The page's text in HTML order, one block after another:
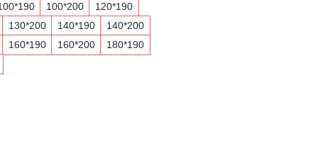
100*200
120*190
130*200
140*190
140*200
160*190
160*200 180*190